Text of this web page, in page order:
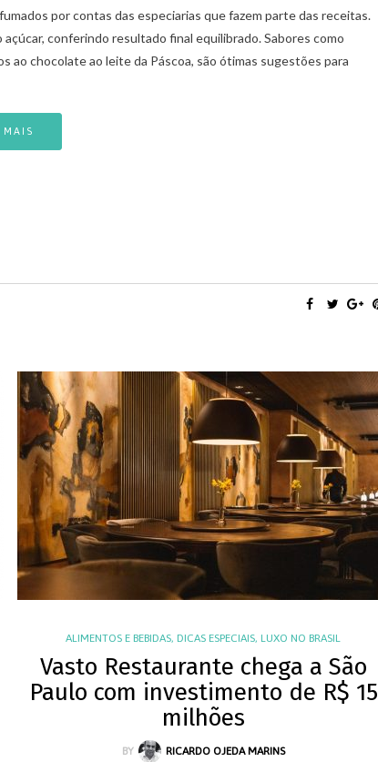
por contas das especiarias que fazem parte das receitas.
conferindo resultado final equilibrado. Sabores como
ao chocolate ao leite da Páscoa, são ótimas sugestões para
MAIS
ALIMENTOS E BEBIDAS,DICAS ESPECIAIS,LUXO NO BRASIL
Vasto Restaurante chega a São
Paulo com investimento de R$ 15
milhões
BY RICARDO OJEDA MARINS